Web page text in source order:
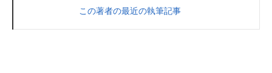
この著者の最近の執筆記事